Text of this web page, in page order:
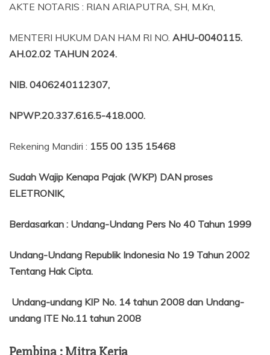
AKTE NOTARIS : RIAN ARIAPUTRA, SH, M.Kn,
MENTERI HUKUM DAN HAM RI NO. AHU-0040115.
AH.02.02 TAHUN 2024.
NIB. 0406240112307,
NPWP.20.337.616.5-418.000.
Rekening Mandiri : 155 00 135 15468
Sudah Wajip Kenapa Pajak (WKP) DAN proses
ELETRONIK,
Berdasarkan : Undang-Undang Pers No 40 Tahun 1999
Undang-Undang Republik Indonesia No 19 Tahun 2002
Tentang Hak Cipta.
Undang-undang KIP No. 14 tahun 2008 dan Undang-
undang ITE No.11 tahun 2008